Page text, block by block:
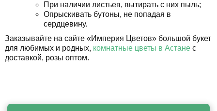
При наличии листьев, вытирать с них пыль;
Опрыскивать бутоны, не попадая в
сердцевину.
Заказывайте на сайте «Империя Цветов» большой букет
для любимых и родных, комнатные цветы в Астане с
доставкой, розы оптом.